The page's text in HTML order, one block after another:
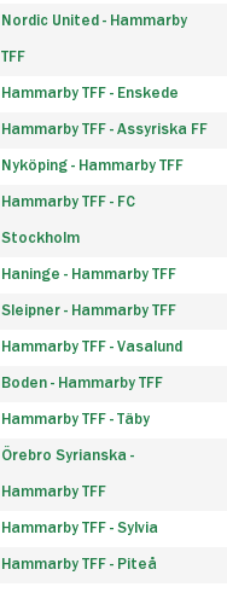
Nordic United - Hammarby
TFF
Hammarby TFF - Enskede
Hammarby TFF - Assyriska FF
Nyköping - Hammarby TFF
Hammarby TFF - FC
Stockholm
Haninge - Hammarby TFF
Sleipner - Hammarby TFF
Hammarby TFF - Vasalund
Boden - Hammarby TFF
Hammarby TFF - Täby
Örebro Syrianska -
Hammarby TFF
Hammarby TFF - Sylvia
Hammarby TFF - Piteå